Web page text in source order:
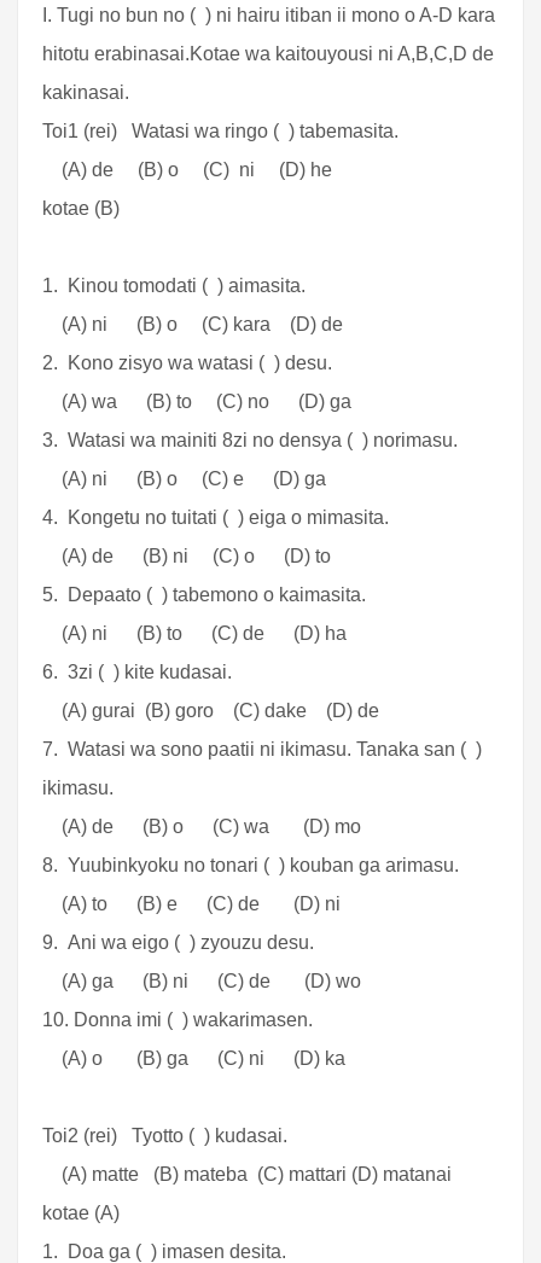
I. Tugi no bun no ( ) ni hairu itiban ii mono o A-D kara
hitotu erabinasai.Kotae wa kaitouyousi ni A,B,C,D de
kakinasai.
Toi1 (rei) Watasi wa ringo ( ) tabemasita.
(A) de (B) o (C) ni (D) he
kotae (B)
1. Kinou tomodati ( ) aimasita.
(A) ni (B) o (C) kara (D) de
2. Kono zisyo wa watasi ( ) desu.
(A) wa (B) to (C) no (D) ga
3. Watasi wa mainiti 8zi no densya ( ) norimasu.
(A) ni (B) o (C) e (D) ga
4. Kongetu no tuitati ( ) eiga o mimasita.
(A) de (B) ni (C) o (D) to
5. Depaato ( ) tabemono o kaimasita.
(A) ni (B) to (C) de (D) ha
6. 3zi ( ) kite kudasai.
(A) gurai (B) goro (C) dake (D) de
7. Watasi wa sono paatii ni ikimasu. Tanaka san ( )
ikimasu.
(A) de (B) o (C) wa (D) mo
8. Yuubinkyoku no tonari ( ) kouban ga arimasu.
(A) to (B) e (C) de (D) ni
9. Ani wa eigo ( ) zyouzu desu.
(A) ga (B) ni (C) de (D) wo
10. Donna imi ( ) wakarimasen.
(A) o (B) ga (C) ni (D) ka
Toi2 (rei) Tyotto ( ) kudasai.
(A) matte (B) mateba (C) mattari (D) matanai
kotae (A)
1. Doa ga ( ) imasen desita.